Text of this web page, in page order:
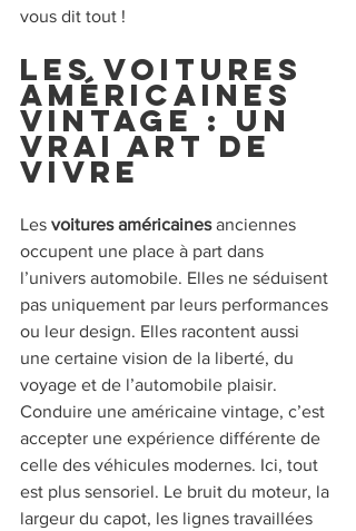
vous dit tout !
Les voitures
américaines
vintage : un
vrai art de
vivre
Les voitures américaines anciennes
occupent une place à part dans
l’univers automobile. Elles ne séduisent
pas uniquement par leurs performances
ou leur design. Elles racontent aussi
une certaine vision de la liberté, du
voyage et de l’automobile plaisir.
Conduire une américaine vintage, c’est
accepter une expérience différente de
celle des véhicules modernes. Ici, tout
est plus sensoriel. Le bruit du moteur, la
largeur du capot, les lignes travaillées